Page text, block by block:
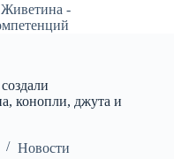
-
конопли, джута и
Новости